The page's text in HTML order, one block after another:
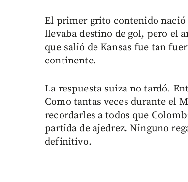
El primer grito contenido nació
llevaba destino de gol, pero el
que salió de Kansas fue tan
continente.
La respuesta suiza no tardó.
Como tantas veces durante el
recordarles a todos que
partida de ajedrez. Ninguno
definitivo.